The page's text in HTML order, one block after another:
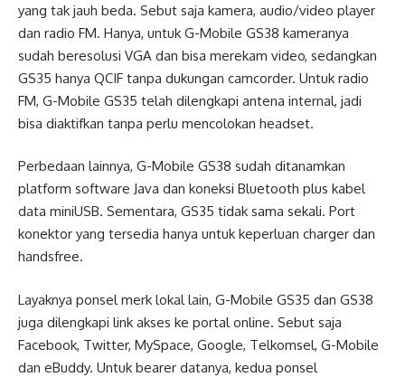
yang tak jauh beda. Sebut saja kamera, audio/video player
dan radio FM. Hanya, untuk G-Mobile GS38 kameranya
sudah beresolusi VGA dan bisa merekam video, sedangkan
GS35 hanya QCIF tanpa dukungan camcorder. Untuk radio
FM, G-Mobile GS35 telah dilengkapi antena internal, jadi
bisa diaktifkan tanpa perlu mencolokan headset.
Perbedaan lainnya, G-Mobile GS38 sudah ditanamkan
platform software Java dan koneksi Bluetooth plus kabel
data miniUSB. Sementara, GS35 tidak sama sekali. Port
konektor yang tersedia hanya untuk keperluan charger dan
handsfree.
Layaknya ponsel merk lokal lain, G-Mobile GS35 dan GS38
juga dilengkapi link akses ke portal online. Sebut saja
Facebook, Twitter, MySpace, Google, Telkomsel, G-Mobile
dan eBuddy. Untuk bearer datanya, kedua ponsel